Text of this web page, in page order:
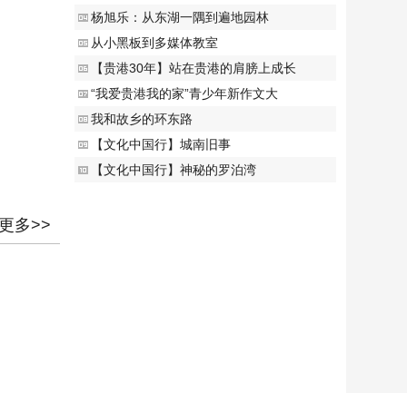
多>>
杨旭乐：从东湖一隅到遍地园林
从小黑板到多媒体教室
【贵港30年】站在贵港的肩膀上成长
“我爱贵港我的家”青少年新作文大
我和故乡的环东路
【文化中国行】城南旧事
【文化中国行】神秘的罗泊湾